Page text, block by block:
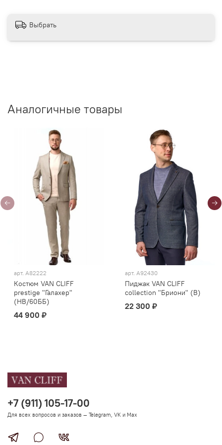
Выбрать
Аналогичные товары
арт. А82222
Костюм VAN CLIFF
prestige "Галахер"
(НВ/60ББ)
44 900 ₽
арт. А92430
Пиджак VAN CLIFF
collection "Бриони" (В)
22 300 ₽
+7 (911) 105-17-00
Для всех вопросов и заказов — Telegram, VK и Max